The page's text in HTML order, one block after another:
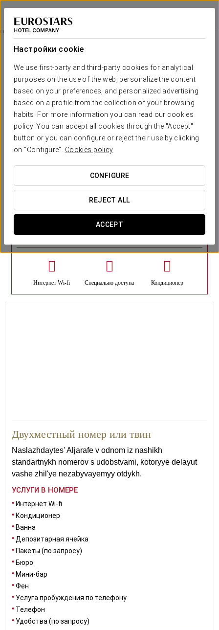
Настройки cookie
We use first-party and third-party cookies for analytical
purposes on the use of the web, personalize the content
based on your preferences, and personalized advertising
based on a profile from the collection of your browsing
habits. For more information you can read our cookies
policy. You can accept all cookies through the "Accept"
button or you can configure or reject their use by clicking
on "Configure". Cookies policy
CONFIGURE
REJECT ALL
ACCEPT
Exe Gran Hotel Solúcar
СЕВИЛЬЯ
Номера
Необходимые вам комфорт и
отдых
В отеле Gran Hotel Solúcar к услугам гостей 149 просторных
номеров. Окна всех комфортабельных и очень светлых номеров
отелявыходят на улицу . К услугам гостей44 двухуровневых
номера
, в которых могут с комфортом разместиться до 4
человек: идеальный вариант для семей или компании друзей.
Также в отеле есть
Во всех номерах есть бесплатный Wi-Fi, сейф, мини-бар и
недавно отремонтированная ванная комната с туалетно-
ОСНОВНЫЕ УСЛУГИ
номера
Интернет Wi-fi Специально доступа Кондиционер
Двухместный номер или твин
Naslazhdaytes' Aljarafe v odnom iz nashikh
standartnykh nomerov s udobstvami, kotoryye delayut
vashe zhil'ye nezabyvayemyy otdykh.
УСЛУГИ В НОМЕРЕ
Интернет Wi-fi
Кондиционер
Ванна
Депозитарная ячейка
Пакеты (по запросу)
Бюро
Мини-бар
Фен
Услуга пробуждения по телефону
Телефон
Удобства (по запросу)